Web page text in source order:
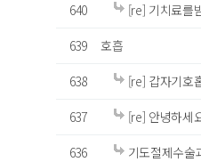
640
[re] 기치료를
639
호흡
638
[re] 갑자기호
637
[re] 안녕하세
636
기도절제수술